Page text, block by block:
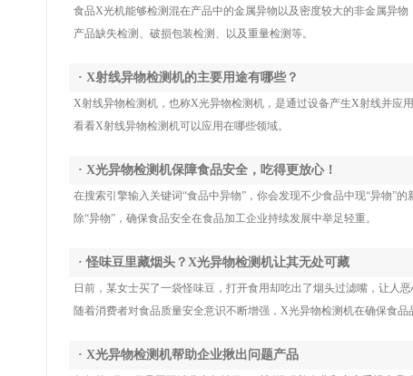
食品X光机能够检测混在产品中的金属异物以及密度较大的非金属异
产品缺失检测、破损包装检测、以及重量检测等。
· X射线异物检测机的主要用途有哪些？
X射线异物检测机，也称X光异物检测机，是通过设备产生X射线并应
看看X射线异物检测机可以应用在哪些领域。
· X光异物检测机保障食品安全，吃得更放心！
在搜索引擎输入关键词“食品中异物”，你会发现不少食品中现“异物”
除“异物”，确保食品安全在食品加工企业持续发展中举足轻重。
· 怪味豆里藏烟头？X光异物检测机让其无处可藏
日前，某女士买了一袋怪味豆，打开食用却吃出了烟头过滤嘴，让人
随着消费者对食品质量安全意识不断增强，X光异物检测机在确保食品
· X光异物检测机帮助企业揪出问题产品